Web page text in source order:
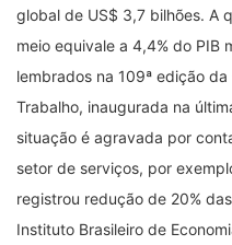
global de US$ 3,7 bilhões. A
meio equivale a 4,4% do PIB
lembrados na 109ª edição
Trabalho, inaugurada na
situação é agravada por
setor de serviços, por
registrou redução de 20%
Instituto Brasileiro de